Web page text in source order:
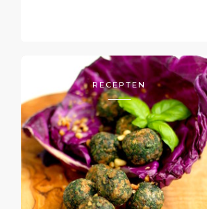
RECEPTEN